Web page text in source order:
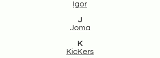
Igor
J
Joma
K
KicKers